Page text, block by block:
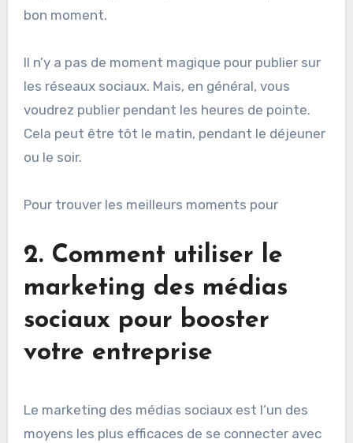
bon moment.
Il n’y a pas de moment magique pour publier sur
les réseaux sociaux. Mais, en général, vous
voudrez publier pendant les heures de pointe.
Cela peut être tôt le matin, pendant le déjeuner
ou le soir.
Pour trouver les meilleurs moments pour
2. Comment utiliser le
marketing des médias
sociaux pour booster
votre entreprise
Le marketing des médias sociaux est l’un des
moyens les plus efficaces de se connecter avec